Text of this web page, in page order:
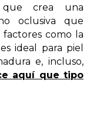
crea una
oclusiva que
como la
ideal para piel
e, incluso,
aquí que tipo